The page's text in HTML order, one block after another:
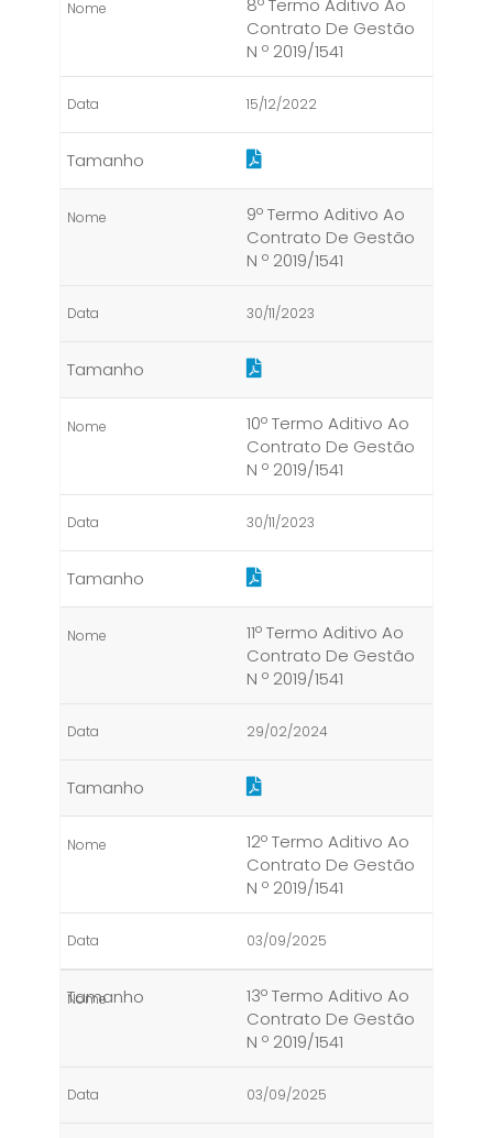
8º Termo Aditivo Ao
Contrato De Gestão
N º 2019/1541
15/12/2022
9º Termo Aditivo Ao
Contrato De Gestão
N º 2019/1541
30/11/2023
10º Termo Aditivo Ao
Contrato De Gestão
N º 2019/1541
30/11/2023
11º Termo Aditivo Ao
Contrato De Gestão
N º 2019/1541
29/02/2024
12º Termo Aditivo Ao
Contrato De Gestão
N º 2019/1541
03/09/2025
13º Termo Aditivo Ao
Contrato De Gestão
N º 2019/1541
03/09/2025